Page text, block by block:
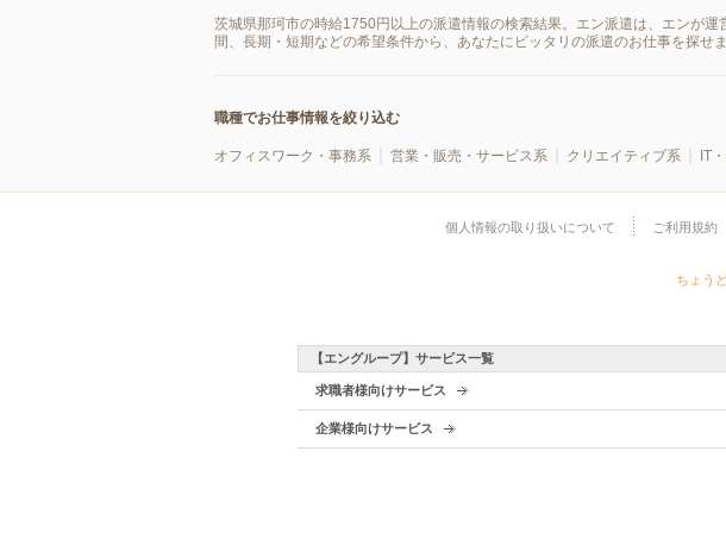
茨城県那珂市の時給1750円以上の派遣情報の検索結果。エン派遣は、エンが
間、長期・短期などの希望条件から、あなたにピッタリの派遣のお仕事を探せま
職種でお仕事情報を絞り込む
オフィスワーク・事務系 営業・販売・サービス系 クリエイティブ系 IT
個人情報の取り扱いについて ご利用規約
ちょう
【エングループ】サービス一覧
求職者様向けサービス
企業様向けサービス